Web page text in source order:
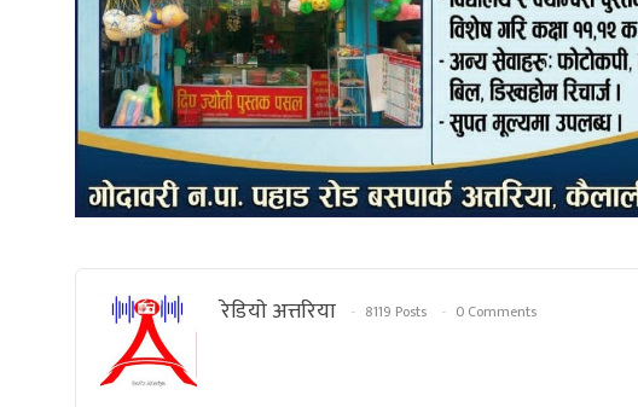
रेडियाे अत्तरिया 8119 Posts 0 Comments